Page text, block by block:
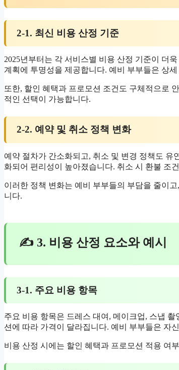
2-1. 최신 비용 산정 기준
2025년부터는 각 서비스별 비용 산정 기준이 더
계획에 투명성을 제공합니다. 예비 부부들은 상
또한, 할인 혜택과 프로모션 조건도 구체적으로
적인 선택이 가능합니다.
2-2. 예약 및 취소 정책 변화
예약 절차가 간소화되고, 취소 및 변경 정책도
화되어 편리성이 높아졌습니다. 취소 시 환불 조
이러한 정책 변화는 예비 부부들의 부담을 줄이
니다.
✍ 3. 비용 산정 요소와 예시
3-1. 주요 비용 항목
주요 비용 항목은 드레스 대여, 메이크업, 스냅
션에 따라 가격이 달라집니다. 예비 부부들은 자
비용 산정 시에는 할인 혜택과 프로모션 적용 여